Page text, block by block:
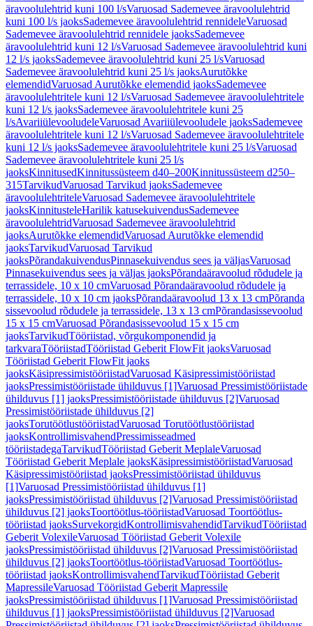
äravoolulehtrid kuni 100 l/sVaruosad Sademevee äravoolulehtrid
kuni 100 l/s jaoksSademevee äravoolulehtrid rennideleVaruosad
Sademevee äravoolulehtrid rennidele jaoksSademevee
äravoolulehtrid kuni 12 l/sVaruosad Sademevee äravoolulehtrid kuni
12 l/s jaoksSademevee äravoolulehtrid kuni 25 l/sVaruosad
Sademevee äravoolulehtrid kuni 25 l/s jaoksAurutõkke
elemendidVaruosad Aurutõkke elemendid jaoksSademevee
äravoolulehtritele kuni 12 l/sVaruosad Sademevee äravoolulehtritele
kuni 12 l/s jaoksSademevee äravoolulehtritele kuni 25
l/sAvariiülevooludeleVaruosad Avariiülevooludele jaoksSademevee
äravoolulehtritele kuni 12 l/sVaruosad Sademevee äravoolulehtritele
kuni 12 l/s jaoksSademevee äravoolulehtritele kuni 25 l/sVaruosad
Sademevee äravoolulehtritele kuni 25 l/s
jaoksKinnitusedKinnitussüsteem d40–200Kinnitussüsteem d250–
315TarvikudVaruosad Tarvikud jaoksSademevee
äravoolulehtriteleVaruosad Sademevee äravoolulehtritele
jaoksKinnitusteleHarilik katusekuivendusSademevee
äravoolulehtridVaruosad Sademevee äravoolulehtrid
jaoksAurutõkke elemendidVaruosad Aurutõkke elemendid
jaoksTarvikudVaruosad Tarvikud
jaoksPõrandakuivendusPinnasekuivendus sees ja väljasVaruosad
Pinnasekuivendus sees ja väljas jaoksPõrandaäravoolud rõdudele ja
terrassidele, 10 x 10 cmVaruosad Põrandaäravoolud rõdudele ja
terrassidele, 10 x 10 cm jaoksPõrandaäravoolud 13 x 13 cmPõranda
sissevoolud rõdudele ja terrassidele, 13 x 13 cmPõrandasissevoolud
15 x 15 cmVaruosad Põrandasissevoolud 15 x 15 cm
jaoksTarvikudTööriistad, võrgukomponendid ja
tarkvaraTööriistadTööriistad Geberit FlowFit jaoksVaruosad
Tööriistad Geberit FlowFit jaoks
jaoksKäsipressimistööriistadVaruosad Käsipressimistööriistad
jaoksPressimistööriistade ühilduvus [1]Varuosad Pressimistööriistade
ühilduvus [1] jaoksPressimistööriistade ühilduvus [2]Varuosad
Pressimistööriistade ühilduvus [2]
jaoksTorutöötlustööriistadVaruosad Torutöötlustööriistad
jaoksKontrollimisvahendPressimisseadmed
tööriistadegaTarvikudTööriistad Geberit MeplaleVaruosad
Tööriistad Geberit Meplale jaoksKäsipressimistööriistadVaruosad
Käsipressimistööriistad jaoksPressimistööriistad ühilduvus
[1]Varuosad Pressimistööriistad ühilduvus [1]
jaoksPressimistööriistad ühilduvus [2]Varuosad Pressimistööriistad
ühilduvus [2] jaoksToortöötlus-tööriistadVaruosad Toortöötlus-
tööriistad jaoksSurvekorgidKontrollimisvahendidTarvikudTööriistad
Geberit VolexileVaruosad Tööriistad Geberit Volexile
jaoksPressimistööriistad ühilduvus [2]Varuosad Pressimistööriistad
ühilduvus [2] jaoksToortöötlus-tööriistadVaruosad Toortöötlus-
tööriistad jaoksKontrollimisvahendTarvikudTööriistad Geberit
MapressileVaruosad Tööriistad Geberit Mapressile
jaoksPressimistööriistad ühilduvus [1]Varuosad Pressimistööriistad
ühilduvus [1] jaoksPressimistööriistad ühilduvus [2]Varuosad